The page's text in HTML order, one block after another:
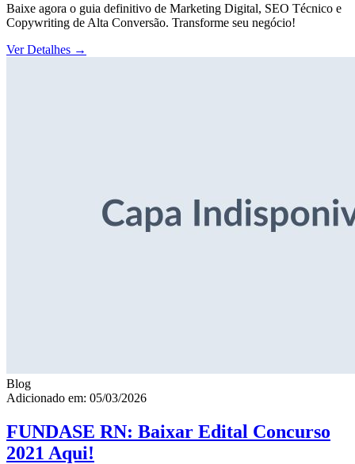
Baixe agora o guia definitivo de Marketing Digital, SEO Técnico e
Copywriting de Alta Conversão. Transforme seu negócio!
Ver Detalhes →
Blog
Adicionado em: 05/03/2026
FUNDASE RN: Baixar Edital Concurso
2021 Aqui!